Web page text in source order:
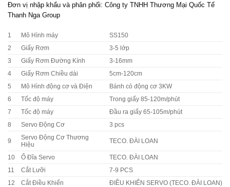
Đơn vị nhập khẩu và phân phối: Công ty TNHH Thương Mại Quốc Tế
Thanh Nga Group
1 Mô Hình máy SS150
2 Giấy Rơm 3-5 lớp
3 Giấy Rơm Đường Kính 3-16mm
4 Giấy Rơm Chiều dài 5cm-120cm
5 Mô Hình động cơ và Điện Bánh có động cơ 3KW
6 Tốc độ máy Trong giấy 85-120m/phút
7 Tốc độ máy Đầu ra giấy 65-105m/phút
8 Servo Động Cơ 3 pcs
9
Servo Động Cơ Thương
Hiệu
TECO. ĐÀI LOAN
10 Ổ Đĩa Servo TECO. ĐÀI LOAN
11 Cắt Lưỡi 7-9 PCS
12 Cắt Điều Khiển ĐIỀU KHIỂN SERVO (TECO. ĐÀI LOAN)